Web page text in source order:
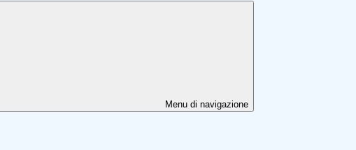
Menu di navigazione